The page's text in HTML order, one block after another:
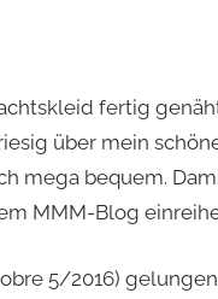
fertig
über mein
mega bequem.
MMM-Blog
5/2016)